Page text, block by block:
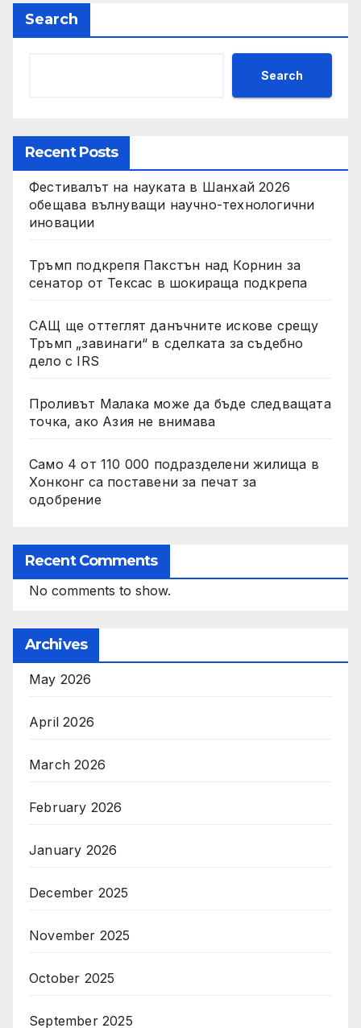
Search
Search
Recent Posts
Фестивалът на науката в Шанхай 2026
обещава вълнуващи научно-технологични
иновации
Тръмп подкрепя Пакстън над Корнин за
сенатор от Тексас в шокираща подкрепа
САЩ ще оттеглят данъчните искове срещу
Тръмп „завинаги“ в сделката за съдебно
дело с IRS
Проливът Малака може да бъде следващата
точка, ако Азия не внимава
Само 4 от 110 000 подразделени жилища в
Хонконг са поставени за печат за
одобрение
Recent Comments
No comments to show.
Archives
May 2026
April 2026
March 2026
February 2026
January 2026
December 2025
November 2025
October 2025
September 2025